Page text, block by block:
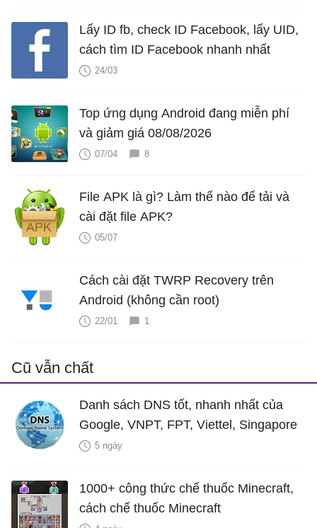
Lấy ID fb, check ID Facebook, lấy UID,
cách tìm ID Facebook nhanh nhất
24/03
Top ứng dụng Android đang miễn phí
và giảm giá 08/08/2026
07/04 8
File APK là gì? Làm thế nào để tải và
cài đặt file APK?
05/07
Cách cài đặt TWRP Recovery trên
Android (không cần root)
22/01 1
Cũ vẫn chất
Danh sách DNS tốt, nhanh nhất của
Google, VNPT, FPT, Viettel, Singapore
5 ngày
1000+ công thức chế thuốc Minecraft,
cách chế thuốc Minecraft